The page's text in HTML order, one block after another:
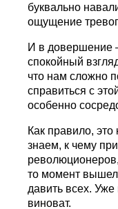
буквально
ощущение
И в довершение
спокойный
что нам сложно
справиться с
особенно
Как правило,
знаем, к чему
то момент вышел
давить всех. Уже
виноват.